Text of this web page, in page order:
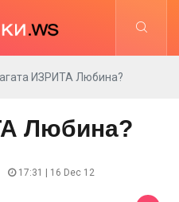
ИЗРИТА Любина?
Любина?
17:31 | 16 Dec 12